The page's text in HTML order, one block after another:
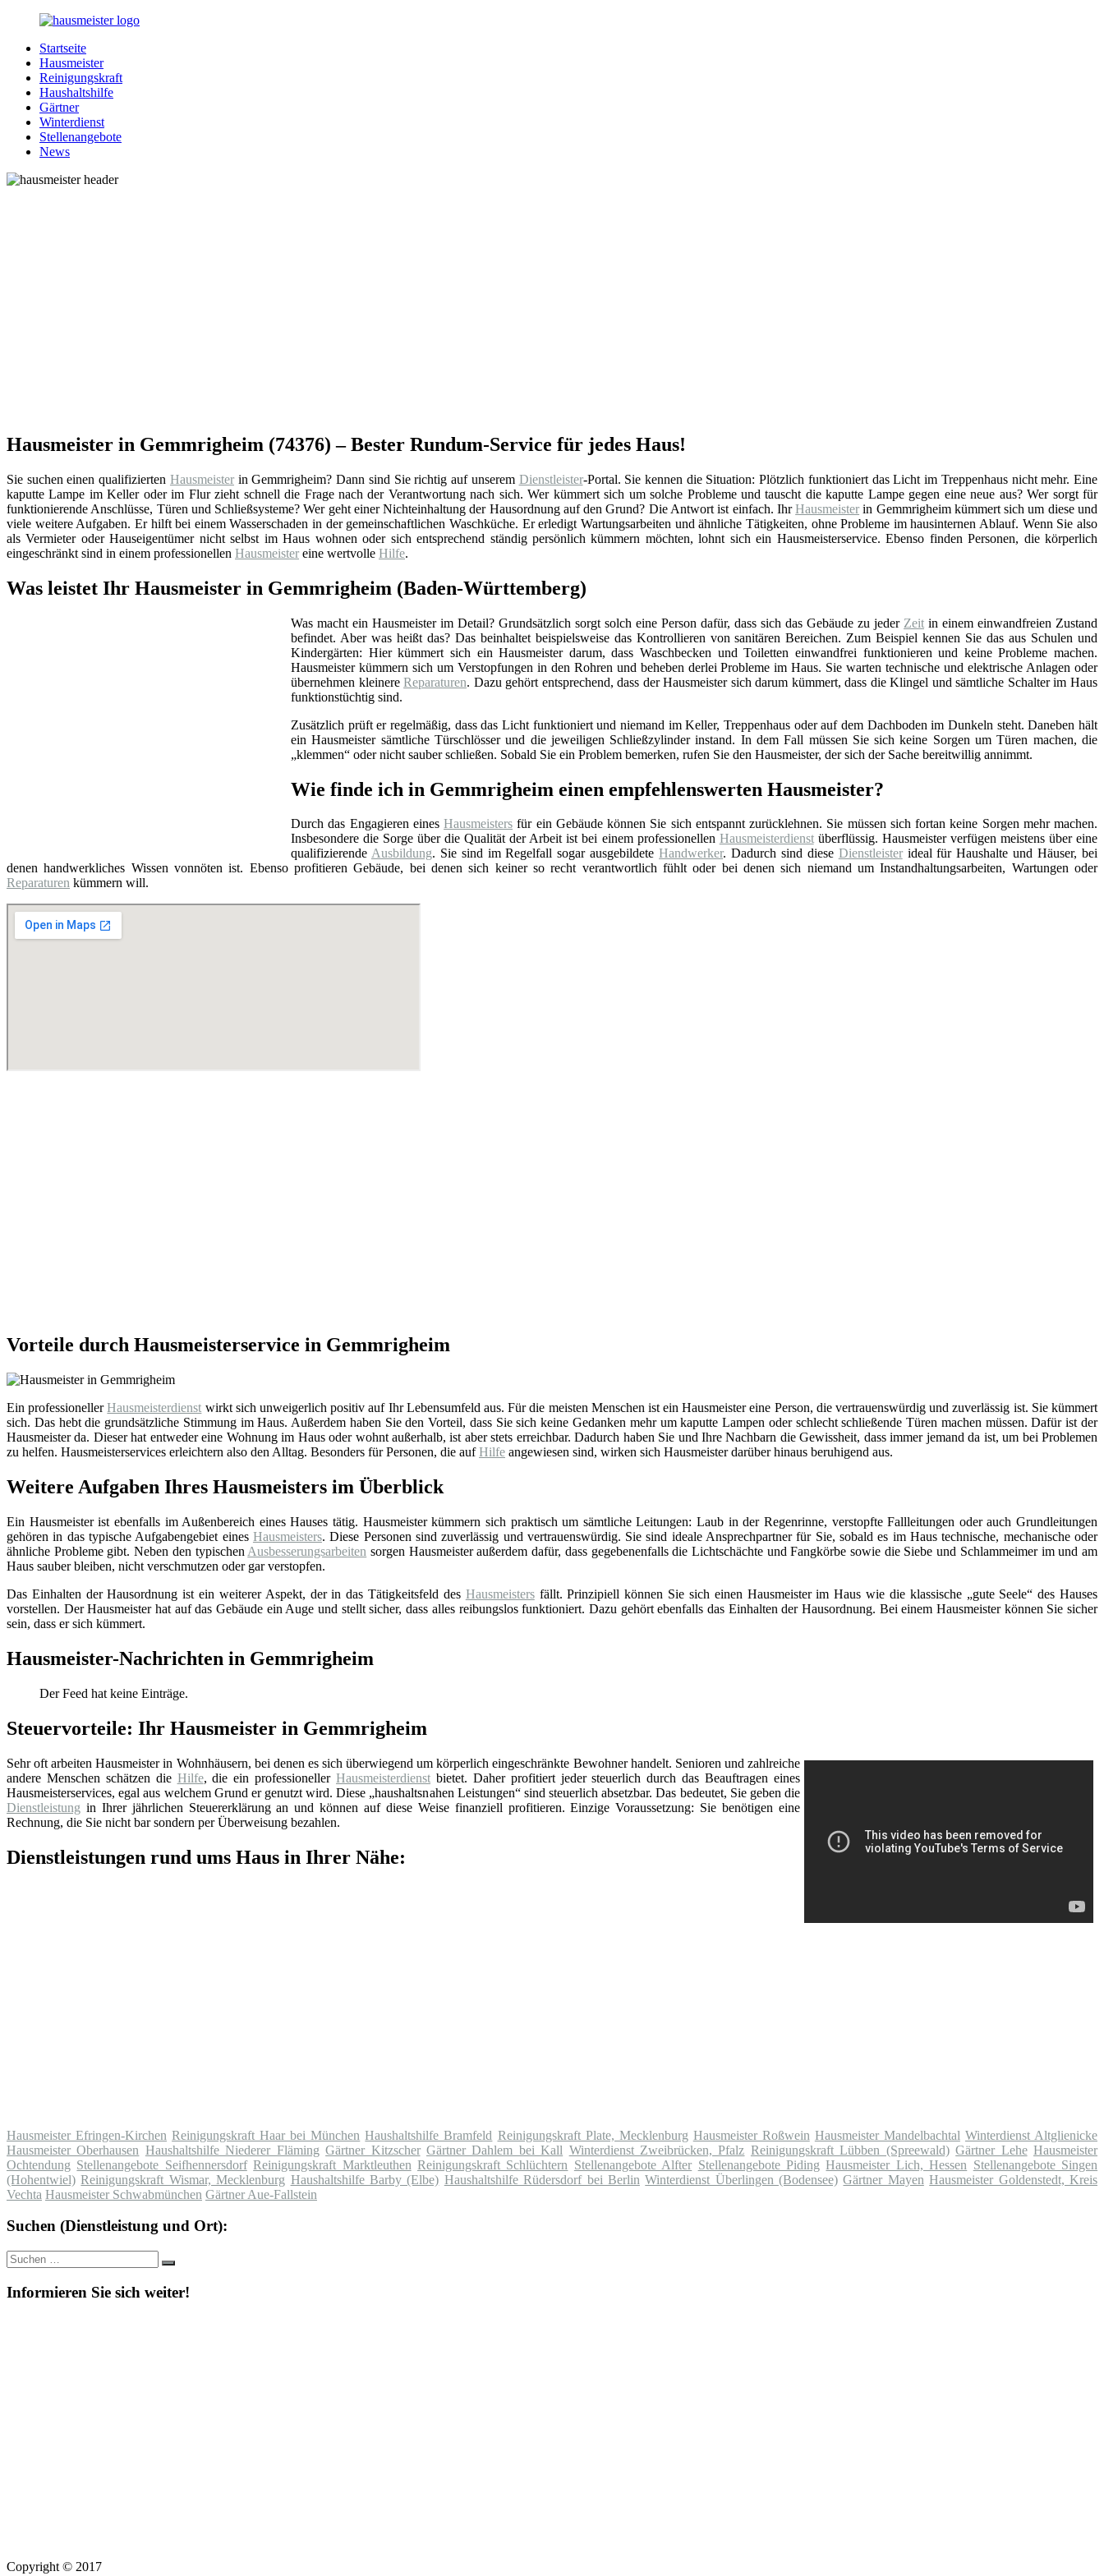
Zurück
Inhalt
Hausmeister.de
Alles
rund
Ihren
Haushalt
Startseite
Hausmeister
Reinigungskraft
Haushaltshilfe
Gärtner
Winterdienst
Stellenangebote
News
Hausmeister in Gemmrigheim (74376) – Bester Rundum-Service für jedes Haus!
Sie suchen einen qualifizierten Hausmeisterin Gemmrigheim? Dann sind Sie richtig auf unserem Dienstleister-Portal. Sie kennen die Situation: Plötzlich funktioniert das Licht im Treppenhaus nicht mehr. Eine
kaputte Lampe im Keller oder im Flur zieht schnell die Frage nach der Verantwortung nach sich. Wer kümmert sich um solche Probleme und tauscht die kaputte Lampe gegen eine neue aus? Wer sorgt für
funktionierende Anschlüsse, Türen und Schließsysteme? Wer geht einer Nichteinhaltung der Hausordnung auf den Grund? Die Antwort ist einfach. IhrHausmeister in Gemmrigheim kümmert sich um diese und
viele weitere Aufgaben. Er hilft bei einem Wasserschaden in der gemeinschaftlichen Waschküche. Er erledigt Wartungsarbeiten und ähnliche Tätigkeiten, ohne Probleme im hausinternen Ablauf. Wenn Sie also
als Vermieter oder Hauseigentümer nicht selbst im Haus wohnen oder sich entsprechend ständig persönlich kümmern möchten, lohnt sich ein Hausmeisterservice. Ebenso finden Personen, die körperlich
eingeschränkt sind in einem professionellen Hausmeister eine wertvolle Hilfe.
Was leistet Ihr Hausmeister in Gemmrigheim (Baden-Württemberg)
Was macht ein Hausmeister im Detail? Grundsätzlich sorgt solch eine Person dafür, dass sich das Gebäude zu jeder Zeit in einem einwandfreien Zustand
befindet. Aber was heißt das? Das beinhaltet beispielsweise das Kontrollieren von sanitären Bereichen. Zum Beispiel kennen Sie das aus Schulen und
Kindergärten: Hier kümmert sich ein Hausmeister darum, dass Waschbecken und Toiletten einwandfrei funktionieren und keine Probleme machen.
Hausmeister kümmern sich um Verstopfungen in den Rohren und beheben derlei Probleme im Haus. Sie warten technische und elektrische Anlagen oder
übernehmen kleinereReparaturen. Dazu gehört entsprechend, dass der Hausmeister sich darum kümmert, dass die Klingel und sämtliche Schalter im Haus
funktionstüchtig sind.
Zusätzlich prüft er regelmäßig, dass das Licht funktioniert und niemand im Keller, Treppenhaus oder auf dem Dachboden im Dunkeln steht. Daneben hält
ein Hausmeister sämtliche Türschlösser und die jeweiligen Schließzylinder instand. In dem Fall müssen Sie sich keine Sorgen um Türen machen, die
„klemmen“ oder nicht sauber schließen. Sobald Sie ein Problem bemerken, rufen Sie den Hausmeister, der sich der Sache bereitwillig annimmt.
Wie finde ich in Gemmrigheim einen empfehlenswerten Hausmeister?
Durch das Engagieren eines Hausmeisters für ein Gebäude können Sie sich entspannt zurücklehnen. Sie müssen sich fortan keine Sorgen mehr machen.
Insbesondere die Sorge über die Qualität der Arbeit ist bei einem professionellen Hausmeisterdienstüberflüssig. Hausmeister verfügen meistens über eine
qualifizierende Ausbildung. Sie sind im Regelfall sogar ausgebildeteHandwerker. Dadurch sind diese Dienstleisterideal für Haushalte und Häuser, bei
denen handwerkliches Wissen vonnöten ist. Ebenso profitieren Gebäude, bei denen sich keiner so recht verantwortlich fühlt oder bei denen sich niemand um Instandhaltungsarbeiten, Wartungen oder
Reparaturen kümmern will.
Vorteile durch Hausmeisterservice in Gemmrigheim
Ein professionellerHausmeisterdienst wirkt sich unweigerlich positiv auf Ihr Lebensumfeld aus. Für die meisten Menschen ist ein Hausmeister eine Person, die vertrauenswürdig und zuverlässig ist. Sie kümmert
sich. Das hebt die grundsätzliche Stimmung im Haus. Außerdem haben Sie den Vorteil, dass Sie sich keine Gedanken mehr um kaputte Lampen oder schlecht schließende Türen machen müssen. Dafür ist der
Hausmeister da. Dieser hat entweder eine Wohnung im Haus oder wohnt außerhalb, ist aber stets erreichbar. Dadurch haben Sie und Ihre Nachbarn die Gewissheit, dass immer jemand da ist, um bei Problemen
zu helfen. Hausmeisterservices erleichtern also den Alltag. Besonders für Personen, die aufHilfe angewiesen sind, wirken sich Hausmeister darüber hinaus beruhigend aus.
Weitere Aufgaben Ihres Hausmeisters im Überblick
Ein Hausmeister ist ebenfalls im Außenbereich eines Hauses tätig. Hausmeister kümmern sich praktisch um sämtliche Leitungen: Laub in der Regenrinne, verstopfte Fallleitungen oder auch Grundleitungen
gehören in das typische Aufgabengebiet eines Hausmeisters. Diese Personen sind zuverlässig und vertrauenswürdig. Sie sind ideale Ansprechpartner für Sie, sobald es im Haus technische, mechanische oder
ähnliche Probleme gibt. Neben den typischen Ausbesserungsarbeiten sorgen Hausmeister außerdem dafür, dass gegebenenfalls die Lichtschächte und Fangkörbe sowie die Siebe und Schlammeimer im und am
Haus sauber bleiben, nicht verschmutzen oder gar verstopfen.
Das Einhalten der Hausordnung ist ein weiterer Aspekt, der in das Tätigkeitsfeld des Hausmeistersfällt. Prinzipiell können Sie sich einen Hausmeister im Haus wie die klassische „gute Seele“ des Hauses
vorstellen. Der Hausmeister hat auf das Gebäude ein Auge und stellt sicher, dass alles reibungslos funktioniert. Dazu gehört ebenfalls das Einhalten der Hausordnung. Bei einem Hausmeister können Sie sicher
sein, dass er sich kümmert.
Hausmeister-Nachrichten in Gemmrigheim
Der Feed hat keine Einträge.
Steuervorteile: Ihr Hausmeister in Gemmrigheim
Sehr oft arbeiten Hausmeister in Wohnhäusern, bei denen es sich überwiegend um körperlich eingeschränkte Bewohner handelt. Senioren und zahlreiche
andere Menschen schätzen die Hilfe, die ein professionellerHausmeisterdienst bietet. Daher profitiert jeder steuerlich durch das Beauftragen eines
Hausmeisterservices, egal aus welchem Grund er genutzt wird. Diese „haushaltsnahen Leistungen“ sind steuerlich absetzbar. Das bedeutet, Sie geben die
Dienstleistung in Ihrer jährlichen Steuererklärung an und können auf diese Weise finanziell profitieren. Einzige Voraussetzung: Sie benötigen eine
Rechnung, die Sie nicht bar sondern per Überweisung bezahlen.
Dienstleistungen rund ums Haus in Ihrer Nähe:
Hausmeister Efringen-Kirchen Reinigungskraft Haar bei München Haushaltshilfe Bramfeld Reinigungskraft Plate, Mecklenburg Hausmeister Roßwein Hausmeister Mandelbachtal Winterdienst Altglienicke
Hausmeister Oberhausen Haushaltshilfe Niederer Fläming Gärtner Kitzscher Gärtner Dahlem bei Kall Winterdienst Zweibrücken, Pfalz Reinigungskraft Lübben (Spreewald) Gärtner Lehe Hausmeister
Ochtendung Stellenangebote Seifhennersdorf Reinigungskraft Marktleuthen Reinigungskraft Schlüchtern Stellenangebote Alfter Stellenangebote Piding Hausmeister Lich, Hessen Stellenangebote Singen
(Hohentwiel) Reinigungskraft Wismar, Mecklenburg Haushaltshilfe Barby (Elbe) Haushaltshilfe Rüdersdorf bei Berlin Winterdienst Überlingen (Bodensee) Gärtner Mayen Hausmeister Goldenstedt, Kreis
Vechta Hausmeister Schwabmünchen Gärtner Aue-Fallstein
Suchen (Dienstleistung und Ort):
Suche
nach:
Suchen
Informieren Sie sich weiter!
Copyright © 2017